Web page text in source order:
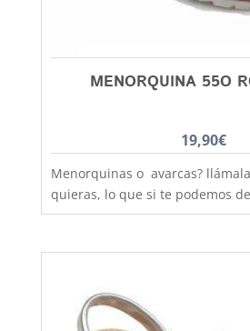
MENORQUINA 55O
19,90€
Menorquinas o avarcas?
quieras, lo que si te podemos
fabricación nacional y hechas
transpiración, comodidad y
modelo con la tira de velcro es el
practicidad y moda no están